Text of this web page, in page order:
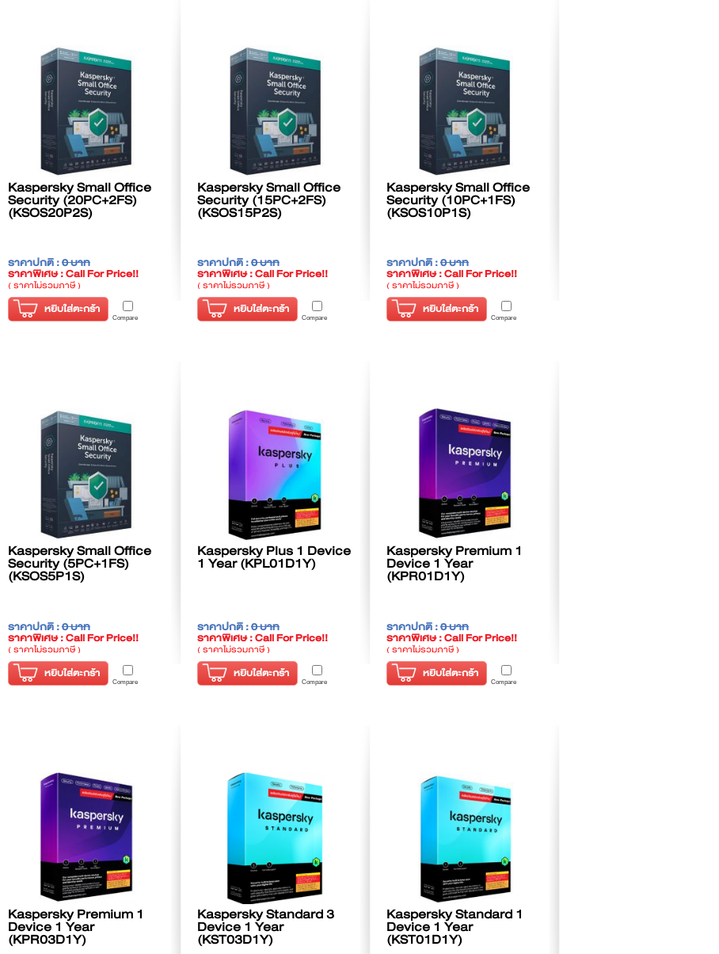
Kaspersky Small Office
Security (20PC+2FS)
(KSOS20P2S)
ราคาปกติ :0 บาท
ราคาพิเศษ : Call For Price!!
( ราคาไม่รวมภาษี )
หยิบใส่ตะกร้า
Compare
Kaspersky Small Office
Security (15PC+2FS)
(KSOS15P2S)
ราคาปกติ :0 บาท
ราคาพิเศษ : Call For Price!!
( ราคาไม่รวมภาษี )
หยิบใส่ตะกร้า
Compare
Kaspersky Small Office
Security (10PC+1FS)
(KSOS10P1S)
ราคาปกติ :0 บาท
ราคาพิเศษ : Call For Price!!
( ราคาไม่รวมภาษี )
หยิบใส่ตะกร้า
Compare
Kaspersky Small Office
Security (5PC+1FS)
(KSOS5P1S)
ราคาปกติ :0 บาท
ราคาพิเศษ : Call For Price!!
( ราคาไม่รวมภาษี )
หยิบใส่ตะกร้า
Compare
Kaspersky Plus 1 Device
1 Year (KPL01D1Y)
ราคาปกติ :0 บาท
ราคาพิเศษ : Call For Price!!
( ราคาไม่รวมภาษี )
หยิบใส่ตะกร้า
Compare
Kaspersky Premium 1
Device 1 Year
(KPR01D1Y)
ราคาปกติ :0 บาท
ราคาพิเศษ : Call For Price!!
( ราคาไม่รวมภาษี )
หยิบใส่ตะกร้า
Compare
Kaspersky Premium 1
Device 1 Year
(KPR03D1Y)
Kaspersky Standard 3
Device 1 Year
(KST03D1Y)
Kaspersky Standard 1
Device 1 Year
(KST01D1Y)